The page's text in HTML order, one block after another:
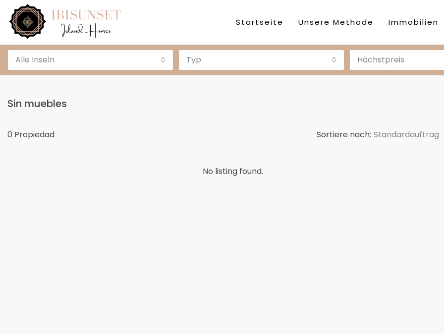
Startseite Unsere Methode Immobilien
Alle Inseln Typ Höchstpreis
Sin muebles
0 Propiedad Sortiere nach: Standardauftrag
No listing found.